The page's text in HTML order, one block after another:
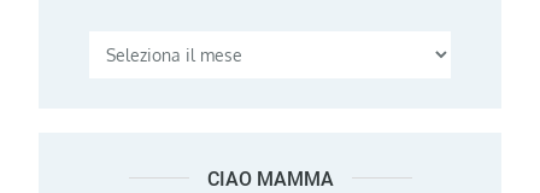
CIAO MAMMA